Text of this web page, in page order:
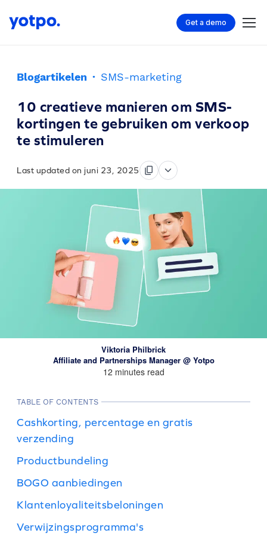
Get a demo
Blogartikelen · SMS-marketing
10 creatieve manieren om SMS-
kortingen te gebruiken om verkoop
te stimuleren
Last updated on juni 23, 2025
Viktoria Philbrick
Affiliate and Partnerships Manager @ Yotpo
12 minutes read
TABLE OF CONTENTS
Cashkorting, percentage en gratis
verzending
Productbundeling
BOGO aanbiedingen
Klantenloyaliteitsbeloningen
Verwijzingsprogramma's